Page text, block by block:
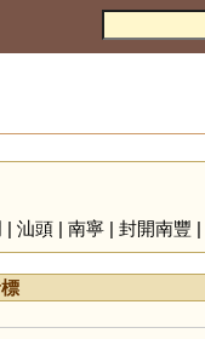
| 汕頭| 南寧| 封開南豐 |